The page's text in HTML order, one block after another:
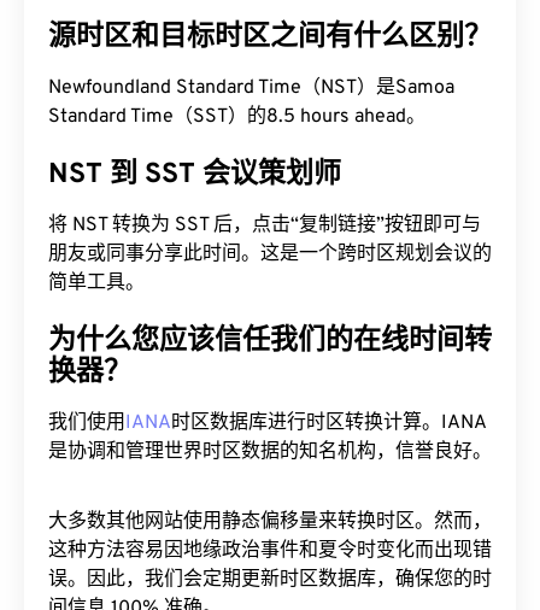
源时区和目标时区之间有什么区别？
Newfoundland Standard Time（NST）是Samoa
Standard Time（SST）的8.5 hours ahead。
NST 到 SST 会议策划师
将 NST 转换为 SST 后，点击“复制链接”按钮即可与
朋友或同事分享此时间。这是一个跨时区规划会议的
简单工具。
为什么您应该信任我们的在线时间转
换器？
我们使用IANA时区数据库进行时区转换计算。IANA
是协调和管理世界时区数据的知名机构，信誉良好。
大多数其他网站使用静态偏移量来转换时区。然而，
这种方法容易因地缘政治事件和夏令时变化而出现错
误。因此，我们会定期更新时区数据库，确保您的时